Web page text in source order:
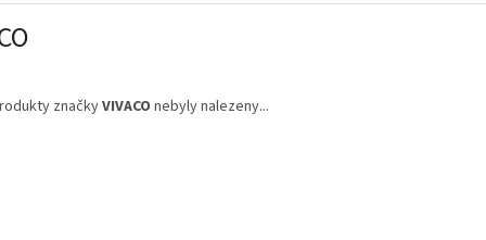
značkyVIVACO nebyly nalezeny...